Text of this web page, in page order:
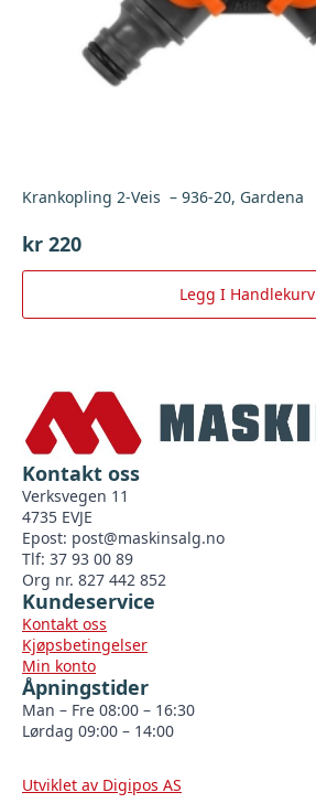
Krankopling 2-Veis – 936-20, Gardena
kr 220
Legg I Handlekurv
Kontakt oss
Verksvegen 11
4735 EVJE
Epost: post@maskinsalg.no
Tlf: 37 93 00 89
Org nr. 827 442 852
Kundeservice
Kontakt oss
Kjøpsbetingelser
Min konto
Åpningstider
Man – Fre 08:00 – 16:30
Lørdag 09:00 – 14:00
Utviklet av Digipos AS